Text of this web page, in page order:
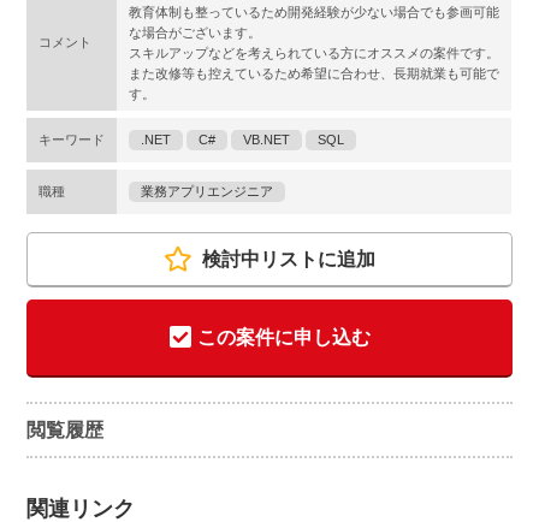
コメント
教育体制も整っているため開発経験が少ない場合でも参画可能
な場合がございます。
スキルアップなどを考えられている方にオススメの案件です。
また改修等も控えているため希望に合わせ、長期就業も可能で
す。
キーワード .NET C# VB.NET SQL
職種 業務アプリエンジニア
検討中リストに追加
この案件に申し込む
閲覧履歴
関連リンク